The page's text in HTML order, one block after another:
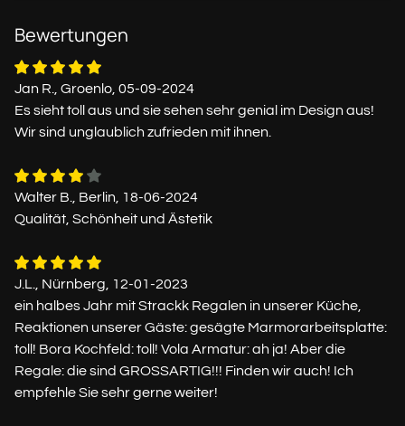
Bewertungen
Jan R., Groenlo, 05-09-2024
Es sieht toll aus und sie sehen sehr genial im Design aus!
Wir sind unglaublich zufrieden mit ihnen.
Walter B., Berlin, 18-06-2024
Qualität, Schönheit und Ästetik
J.L., Nürnberg, 12-01-2023
ein halbes Jahr mit Strackk Regalen in unserer Küche,
Reaktionen unserer Gäste: gesägte Marmorarbeitsplatte:
toll! Bora Kochfeld: toll! Vola Armatur: ah ja! Aber die
Regale: die sind GROSSARTIG!!! Finden wir auch! Ich
empfehle Sie sehr gerne weiter!